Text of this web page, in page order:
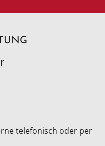
telefonisch oder per